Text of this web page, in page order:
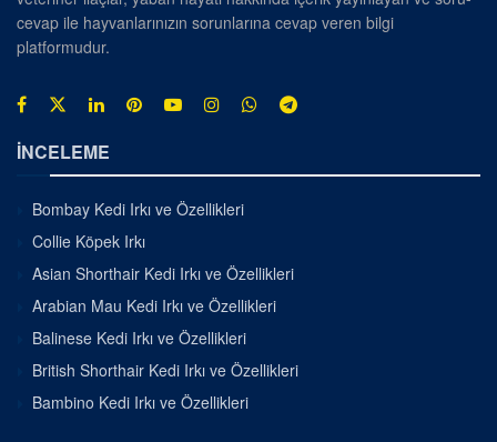
cevap ile hayvanlarınızın sorunlarına cevap veren bilgi
platformudur.
İNCELEME
Bombay Kedi Irkı ve Özellikleri
Collie Köpek Irkı
Asian Shorthair Kedi Irkı ve Özellikleri
Arabian Mau Kedi Irkı ve Özellikleri
Balinese Kedi Irkı ve Özellikleri
British Shorthair Kedi Irkı ve Özellikleri
Bambino Kedi Irkı ve Özellikleri